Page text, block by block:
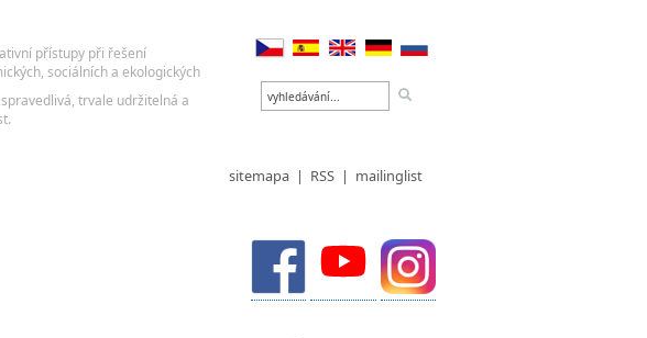
sitemapa | RSS | mailinglist